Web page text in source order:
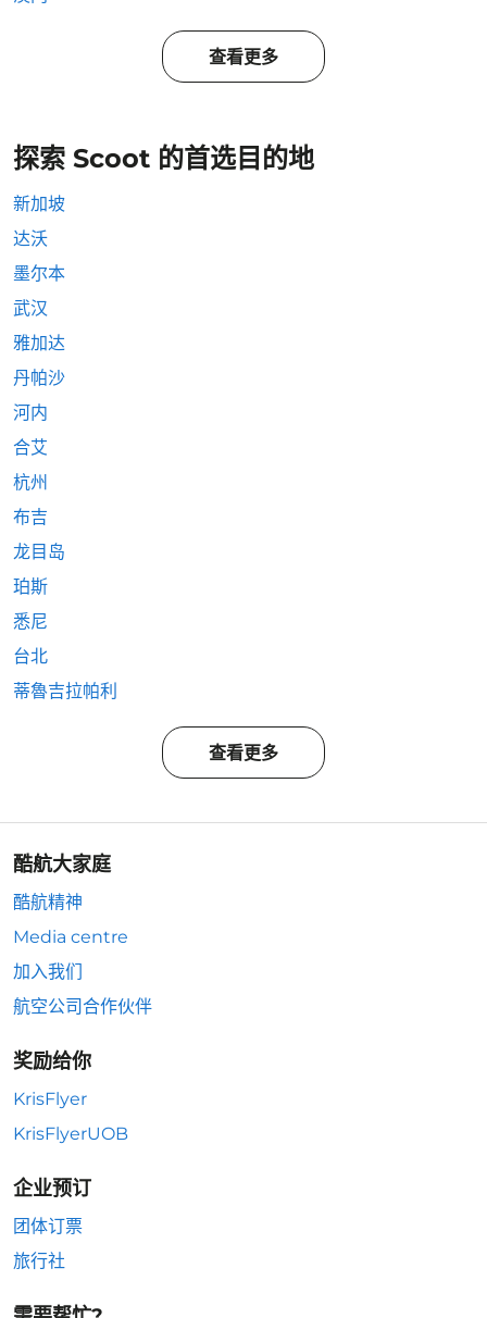
查看更多
探索 Scoot 的首选目的地
新加坡
达沃
墨尔本
武汉
雅加达
丹帕沙
河内
合艾
杭州
布吉
龙目岛
珀斯
悉尼
台北
蒂魯吉拉帕利
查看更多
酷航大家庭
酷航精神
Media centre
加入我们
航空公司合作伙伴
奖励给你
KrisFlyer
KrisFlyerUOB
企业预订
团体订票
旅行社